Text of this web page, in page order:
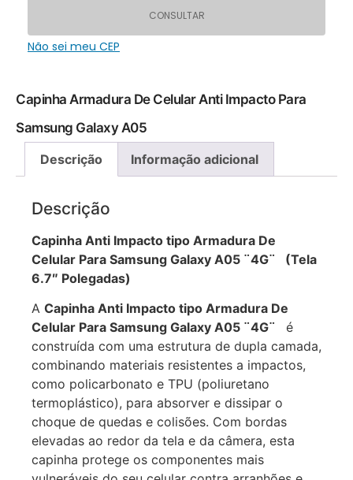
Capinha Armadura De Celular Anti Impacto Para
Samsung Galaxy A05
Descrição
Informação adicional
Descrição
Capinha Anti Impacto tipo Armadura De
Celular Para Samsung Galaxy A05 ¨4G¨ (Tela
6.7″ Polegadas)
A Capinha Anti Impacto tipo Armadura De
Celular Para Samsung Galaxy A05 ¨4G¨
é
construída com uma estrutura de dupla camada,
combinando materiais resistentes a impactos,
como policarbonato e TPU (poliuretano
termoplástico), para absorver e dissipar o
choque de quedas e colisões. Com bordas
elevadas ao redor da tela e da câmera, esta
capinha protege os componentes mais
CONSULTAR
Não sei meu CEP